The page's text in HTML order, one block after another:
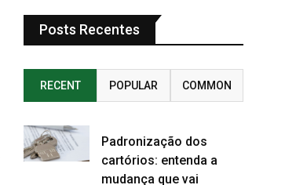
Posts Recentes
RECENT POPULAR COMMON
Padronização dos
cartórios: entenda a
mudança que vai